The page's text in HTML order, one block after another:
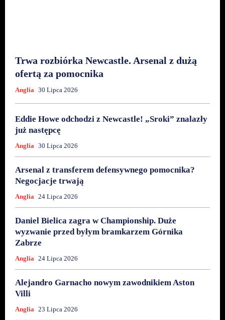
Trwa rozbiórka Newcastle. Arsenal z dużą
ofertą za pomocnika
Anglia 30 Lipca 2026
Eddie Howe odchodzi z Newcastle! „Sroki” znalazły
już następcę
Anglia 30 Lipca 2026
Arsenal z transferem defensywnego pomocnika?
Negocjacje trwają
Anglia 24 Lipca 2026
Daniel Bielica zagra w Championship. Duże
wyzwanie przed byłym bramkarzem Górnika
Zabrze
Anglia 24 Lipca 2026
Alejandro Garnacho nowym zawodnikiem Aston
Villi
Anglia 23 Lipca 2026